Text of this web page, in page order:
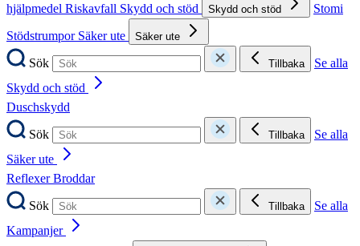
hjälpmedel Riskavfall Skydd och stöd Skydd och stöd
Stomi
Stödstrumpor Säker ute Säker ute
Sök Tillbaka
Se alla
Skydd och stöd
Duschskydd
Sök
Tillbaka
Se alla
Säker ute
ReflexerBroddar
Sök
Tillbaka
Se alla
Kampanjer